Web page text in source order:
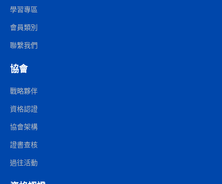
學習專區
會員類別
聯繫我們
協會
戰略夥伴
資格認證
協會架構
證書查核
過往活動